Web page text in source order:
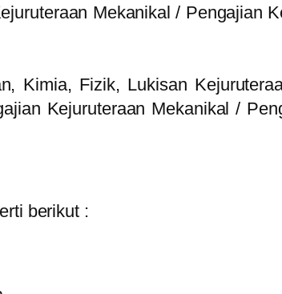
Mekanikal / Pengajian
Kimia, Fizik, Lukisan
Kejuruteraan Mekanikal /
berikut :